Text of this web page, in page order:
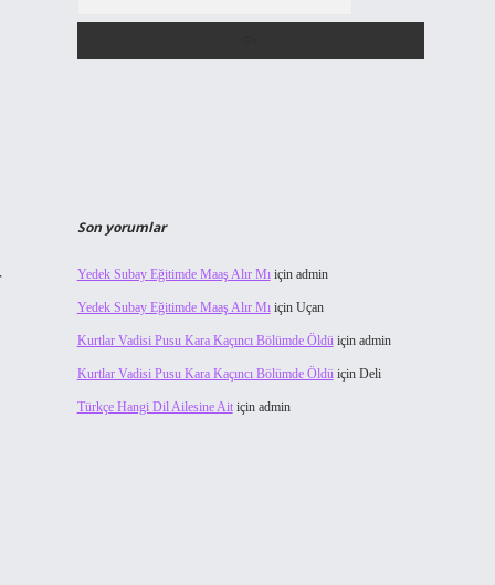
Son yorumlar
Yedek Subay Eğitimde Maaş Alır Mıiçin admin
Yedek Subay Eğitimde Maaş Alır Mıiçin Uçan
Kurtlar Vadisi Pusu Kara Kaçıncı Bölümde Öldüiçin admin
Kurtlar Vadisi Pusu Kara Kaçıncı Bölümde Öldüiçin Deli
Türkçe Hangi Dil Ailesine Aitiçin admin